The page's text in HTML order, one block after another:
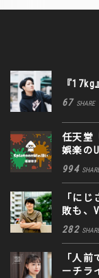
『
67 SHARE
任天堂
娯楽の
994
「に
敗も、
282
「人
ーチラ